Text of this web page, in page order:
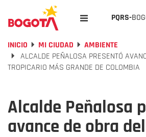
PQRS-
INICIO MI CIUDAD
AMBIENTE
ALCALDE PEÑALOSA PRESENTÓ
TROPICARIO MÁS GRANDE DE COLOMBIA
Alcalde Peñalosa
avance de obra del